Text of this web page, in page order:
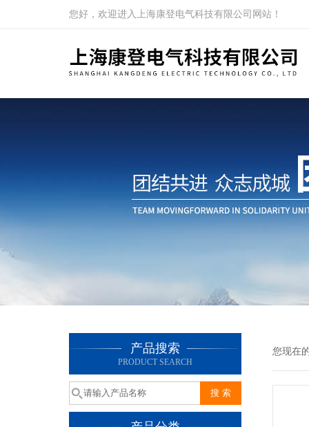
您好，欢迎进入上海康登电气科技有限公司网站！
产品搜索
PRODUCT SEARCH
您现在